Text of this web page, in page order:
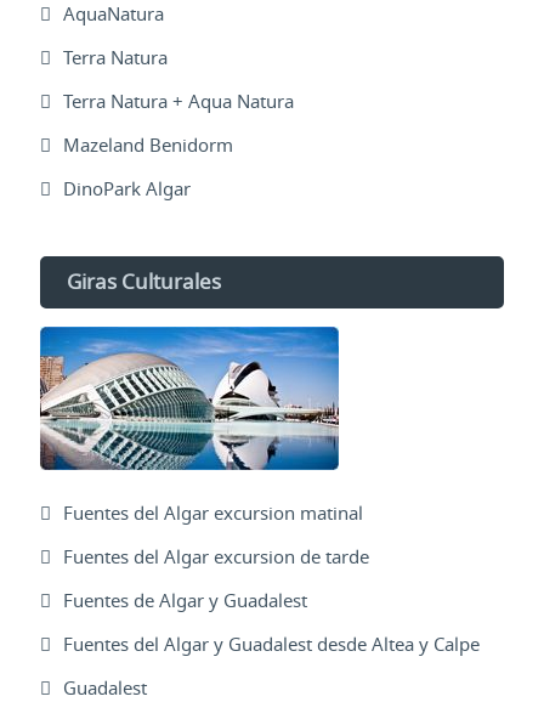
AquaNatura
Terra Natura
Terra Natura + Aqua Natura
Mazeland Benidorm
DinoPark Algar
Giras Culturales
Fuentes del Algar excursion matinal
Fuentes del Algar excursion de tarde
Fuentes de Algar y Guadalest
Fuentes del Algar y Guadalest desde Altea y Calpe
Guadalest